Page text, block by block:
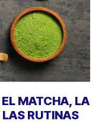
MATCHA, LA
LAS RUTINAS